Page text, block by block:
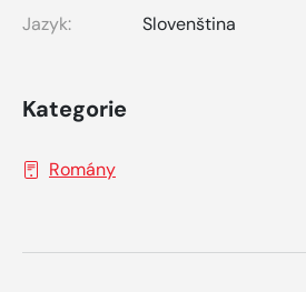
Jazyk:
Slovenština
Kategorie
Romány